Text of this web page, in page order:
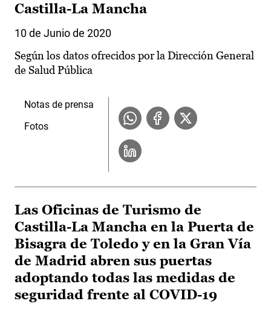
Castilla-La Mancha
10 de Junio de 2020
Según los datos ofrecidos por la Dirección General
de Salud Pública
Notas de prensa
Fotos
Las Oficinas de Turismo de
Castilla-La Mancha en la Puerta de
Bisagra de Toledo y en la Gran Vía
de Madrid abren sus puertas
adoptando todas las medidas de
seguridad frente al COVID-19